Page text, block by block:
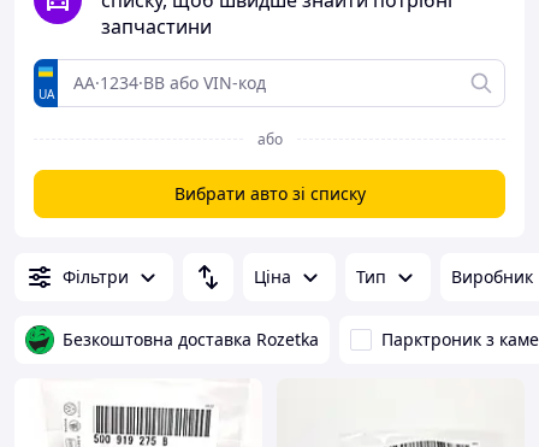
запчастини
UA
або
Вибрати авто зі списку
Фільтри Ціна Тип Виробник
Безкоштовна доставка Rozetka Парктроник з